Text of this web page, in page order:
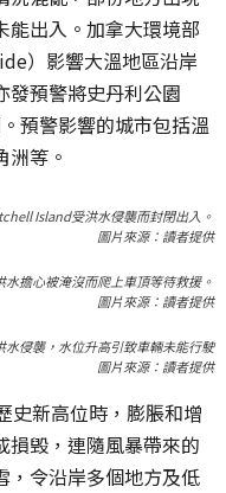
能出入。加拿大環境部
）影響大溫地區沿岸
發預警將史丹利公園
預警影響的城市包括溫
等。
Island受洪水侵襲而封閉出入。
圖片來源：讀者提供
水擔心被淹沒而爬上車頂等待救援。
圖片來源：讀者提供
侵襲，水位升高引致車輛未能行駛
圖片來源：讀者提供
史新高位時，膨脹和增
損毁，連隨風暴帶來的
，令沿岸多個地方及低